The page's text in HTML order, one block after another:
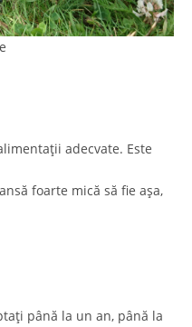
adecvate. Este
foarte mică să fie așa,
până la un an, până la